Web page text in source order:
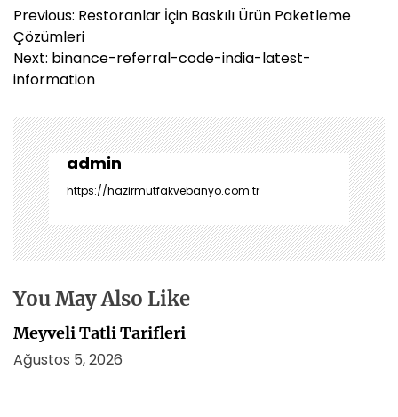
Y
a
z
ı
e
z
i
n
m
e
s
Previous: Restoranlar İçin Baskılı Ürün Paketleme
Çözümleri
Next: binance-referral-code-india-latest-
information
admin
https://hazirmutfakvebanyo.com.tr
You May Also Like
Meyveli Tatli Tarifleri
Ağustos 5, 2026